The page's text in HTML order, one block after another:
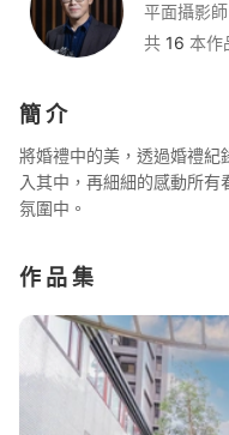
平面攝影師
共 16 本作
簡介
將婚禮中的美，透過婚禮紀
入其中，再細細的感動所
氛圍中。
作品集